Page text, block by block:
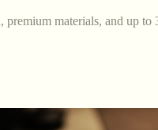
materials, and up to